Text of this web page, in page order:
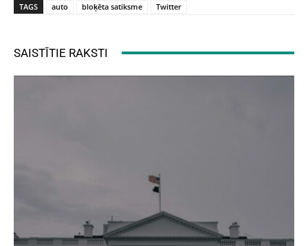
TAGS auto bloķēta satiksme Twitter
SAISTĪTIE RAKSTI